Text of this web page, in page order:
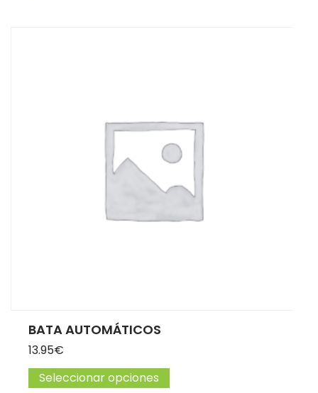
BATA AUTOMÁTICOS
13.95€
Seleccionar opciones